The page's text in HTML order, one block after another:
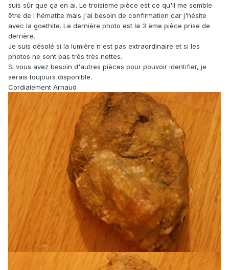
suis sûr que ça en ai. Le troisième pièce est ce qu'il me semble
être de l'hématite mais j'ai besoin de confirmation car j'hésite
avec la goethite. Le dernière photo est la 3 ème pièce prise de
derrière.
Je suis désolé si la lumière n'est pas extraordinaire et si les
photos ne sont pas très très nettes.
Si vous avez besoin d'autres pièces pour pouvoir identifier, je
serais toujours disponible.
Cordialement Arnaud